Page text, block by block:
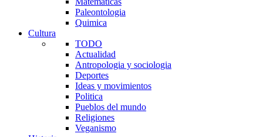
Paleontologia
Quimica
Cultura
TODO
Actualidad
Antropologia y sociologia
Deportes
Ideas y movimientos
Politica
Pueblos del mundo
Religiones
Veganismo